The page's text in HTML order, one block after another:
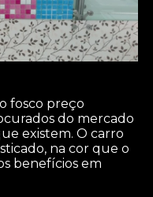
fosco preço
do mercado
existem. O carro
na cor que o
benefícios em